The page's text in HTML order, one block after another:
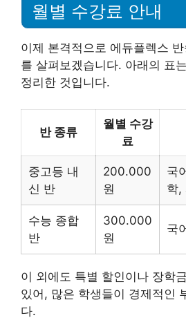
월별 수강료 안내
이제 본격적으로 에듀플렉스
를 살펴보겠습니다. 아래의 표
정리한 것입니다.
반 종류
월별 수강
료
중고등 내
신 반
200.000
원
국
학,
수능 종합
반
300.000
원
국
이 외에도 특별 할인이나 장학
있어, 많은 학생들이 경제적인
다.